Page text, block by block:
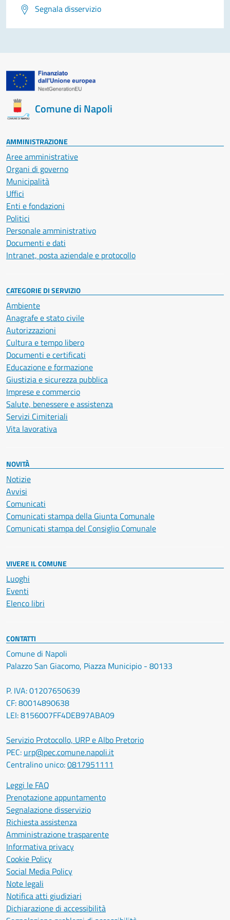
Segnala disservizio
Comune di Napoli
AMMINISTRAZIONE
Aree amministrative
Organi di governo
Municipalità
Uffici
Enti e fondazioni
Politici
Personale amministrativo
Documenti e dati
Intranet, posta aziendale e protocollo
CATEGORIE DI SERVIZIO
Ambiente
Anagrafe e stato civile
Autorizzazioni
Cultura e tempo libero
Documenti e certificati
Educazione e formazione
Giustizia e sicurezza pubblica
Imprese e commercio
Salute, benessere e assistenza
Servizi Cimiteriali
Vita lavorativa
NOVITÀ
Notizie
Avvisi
Comunicati
Comunicati stampa della Giunta Comunale
Comunicati stampa del Consiglio Comunale
VIVERE IL COMUNE
Luoghi
Eventi
Elenco libri
CONTATTI
Comune di Napoli
Palazzo San Giacomo, Piazza Municipio - 80133
P. IVA: 01207650639
CF: 80014890638
LEI: 8156007FF4DEB97ABA09
Servizio Protocollo, URP e Albo Pretorio
PEC: urp@pec.comune.napoli.it
Centralino unico:0817951111
Leggi le FAQ
Prenotazione appuntamento
Segnalazione disservizio
Richiesta assistenza
Amministrazione trasparente
Informativa privacy
Cookie Policy
Social Media Policy
Note legali
Notifica atti giudiziari
Dichiarazione di accessibilità